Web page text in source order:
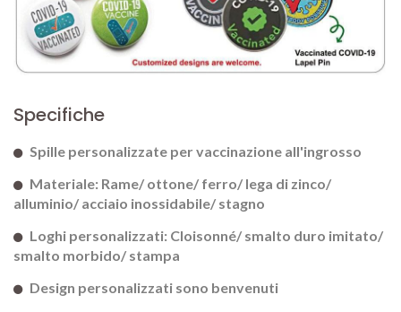
Specifiche
Spille personalizzate per vaccinazione all'ingrosso
Materiale: Rame/ ottone/ ferro/ lega di zinco/
alluminio/ acciaio inossidabile/ stagno
Loghi personalizzati: Cloisonné/ smalto duro imitato/
smalto morbido/ stampa
Design personalizzati sono benvenuti